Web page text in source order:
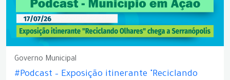
Governo Municipal
#Podcast – Exposição itinerante "Reciclando